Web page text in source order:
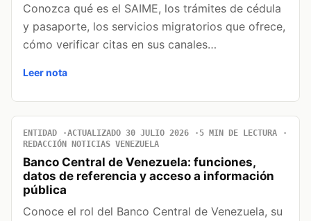
Conozca qué es el SAIME, los trámites de cédula
y pasaporte, los servicios migratorios que ofrece,
cómo verificar citas en sus canales…
Leer nota
ENTIDAD ACTUALIZADO 30 JULIO 2026
5 MIN DE LECTURA
REDACCIÓN NOTICIAS VENEZUELA
Banco Central de Venezuela: funciones,
datos de referencia y acceso a información
pública
Conoce el rol del Banco Central de Venezuela, su